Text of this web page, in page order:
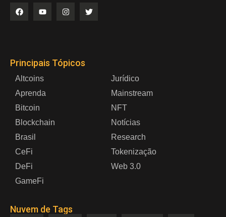
Principais Tópicos
Altcoins
Aprenda
Bitcoin
Blockchain
Brasil
CeFi
DeFi
GameFi
Jurídico
Mainstream
NFT
Notícias
Research
Tokenização
Web 3.0
Nuvem de Tags